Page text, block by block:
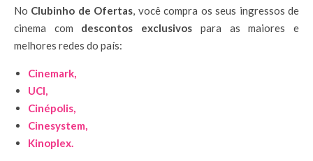
No Clubinho de Ofertas, você compra os seus ingressos de
cinema com descontos exclusivos para as maiores e
melhores redes do país:
Cinemark,
UCI,
Cinépolis,
Cinesystem,
Kinoplex.